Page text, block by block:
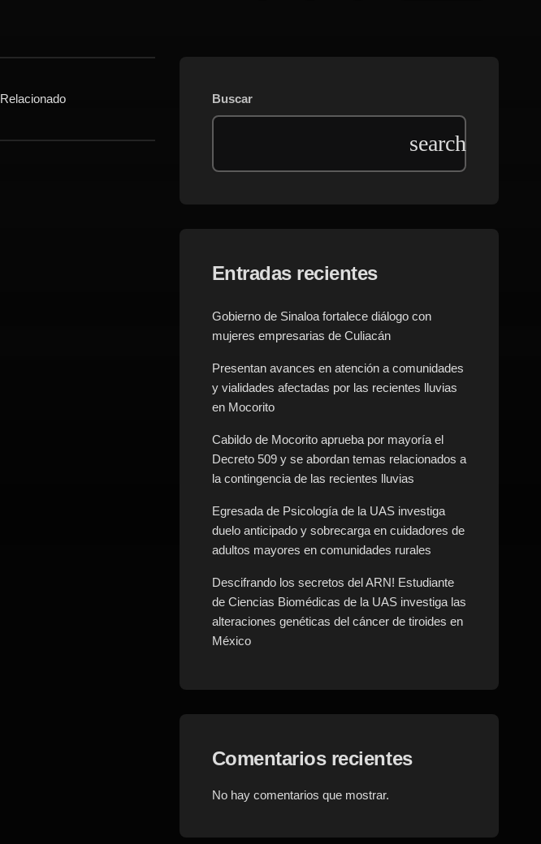
Relacionado Buscar
Entradas recientes
Gobierno de Sinaloa fortalece diálogo con
mujeres empresarias de Culiacán
Presentan avances en atención a comunidades
y vialidades afectadas por las recientes lluvias
en Mocorito
Cabildo de Mocorito aprueba por mayoría el
Decreto 509 y se abordan temas relacionados a
la contingencia de las recientes lluvias
Egresada de Psicología de la UAS investiga
duelo anticipado y sobrecarga en cuidadores de
adultos mayores en comunidades rurales
Descifrando los secretos del ARN! Estudiante
de Ciencias Biomédicas de la UAS investiga las
alteraciones genéticas del cáncer de tiroides en
México
Comentarios recientes
No hay comentarios que mostrar.